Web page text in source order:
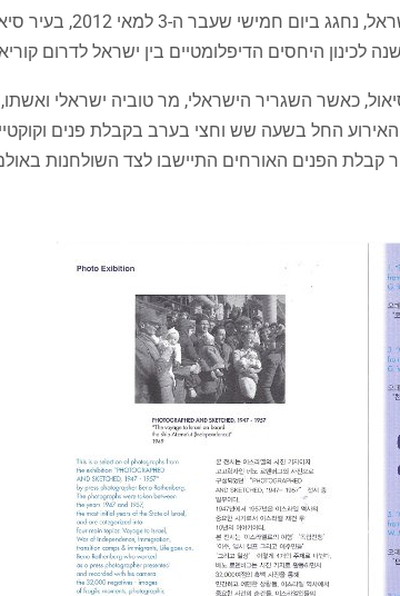
כאשר השגריר הישראלי, מר טוביה ישראלי
החל בשעה שש וחצי בערב בקבלת פנים
קבלת הפנים האורחים התיישבו לצד השולחנות